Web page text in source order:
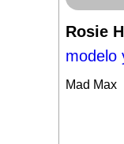
Rosie
modelo
Mad Max